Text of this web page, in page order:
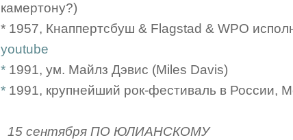
камертону?)
* 1957, Кнаппертсбуш & Flagstad & WPO
youtube
* 1991, ум. Майлз Дэвис (Miles Davis)
* 1991, крупнейший рок-фестиваль в России,
15 сентября ПО ЮЛИАНСКОМУ